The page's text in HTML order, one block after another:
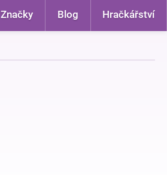
Značky Blog Hračkářství